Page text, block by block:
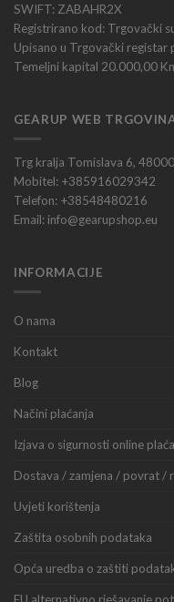
SWIFT: ZABAHR2X
Registrirano kod: Trgovački
Upisano u Trgovački
Temeljni kapital 20.000,00
GEARUP WEB
Trg kralja Tomislava 6,
Mobitel: +385916029342
Telefon: +38548480216
Email: info@gearupshop.eu
INFORMACIJE
O nama
Kontakt
Blog
Načini plaćanja
Izjava o sigurnosti online
Dostava / zamjena / povrat /
Uvjeti korištenja
Zaštita osobnih podataka
Opća uredba o zaštiti
EU alternativno rješavanje